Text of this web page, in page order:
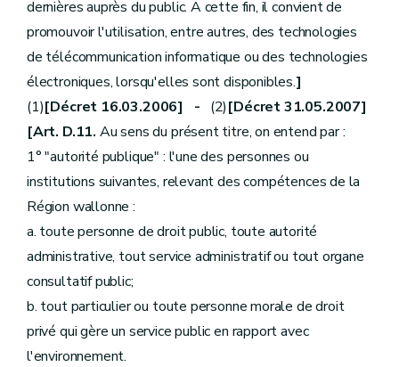
dernières auprès du public. A cette fin, il convient de
promouvoir l'utilisation, entre autres, des technologies
de télécommunication informatique ou des technologies
électroniques, lorsqu'elles sont disponibles.]
(1)[Décret 16.03.2006] - (2)[Décret 31.05.2007]
[Art. D.11. Au sens du présent titre, on entend par :
1° "autorité publique" : l'une des personnes ou
institutions suivantes, relevant des compétences de la
Région wallonne :
a. toute personne de droit public, toute autorité
administrative, tout service administratif ou tout organe
consultatif public;
b. tout particulier ou toute personne morale de droit
privé qui gère un service public en rapport avec
l'environnement.